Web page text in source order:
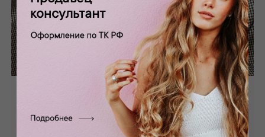
Костюмная ткань
коричневая КМ -
2822
Костюмная ткань
"гусиная лапка"
КМ - 461